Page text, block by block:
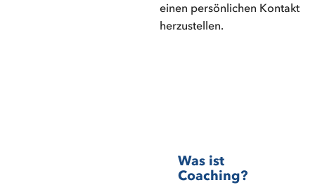
einen persönlichen Kontakt
herzustellen.
Was ist
Coaching?